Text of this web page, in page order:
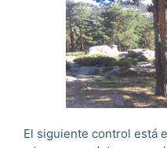
El siguiente control está